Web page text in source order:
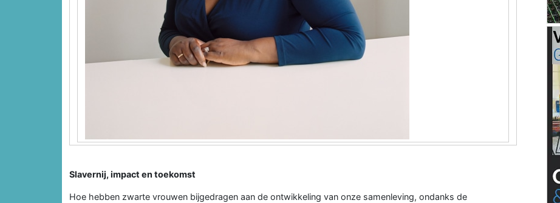
Slavernij, impact en toekomst
Hoe hebben zwarte vrouwen bijgedragen aan de ontwikkeling van onze samenleving, ondanks de